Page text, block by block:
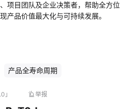
项目团队及企业决策者，帮助全方位
产品价值最大化与可持续发展。
产品全寿命周期
」 举报